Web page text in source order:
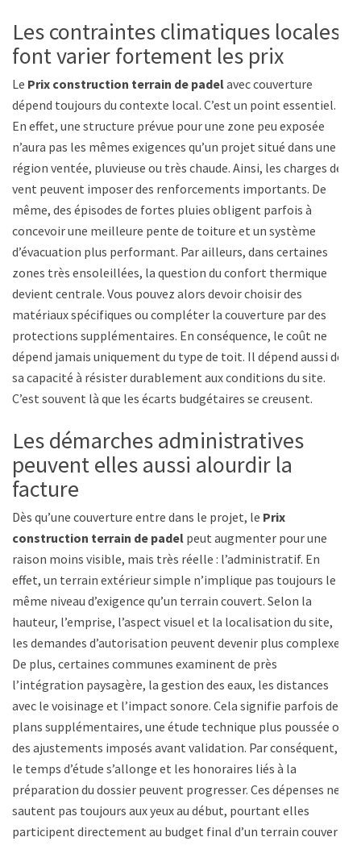
Les contraintes climatiques locales
font varier fortement les prix
Le Prix construction terrain de padelavec couverture
dépend toujours du contexte local. C’est un point essentiel.
En effet, une structure prévue pour une zone peu exposée
n’aura pas les mêmes exigences qu’un projet situé dans une
région ventée, pluvieuse ou très chaude. Ainsi, les charges de
vent peuvent imposer des renforcements importants. De
même, des épisodes de fortes pluies obligent parfois à
concevoir une meilleure pente de toiture et un système
d’évacuation plus performant. Par ailleurs, dans certaines
zones très ensoleillées, la question du confort thermique
devient centrale. Vous pouvez alors devoir choisir des
matériaux spécifiques ou compléter la couverture par des
protections supplémentaires. En conséquence, le coût ne
dépend jamais uniquement du type de toit. Il dépend aussi de
sa capacité à résister durablement aux conditions du site.
C’est souvent là que les écarts budgétaires se creusent.
Les démarches administratives
peuvent elles aussi alourdir la
facture
Dès qu’une couverture entre dans le projet, le Prix
construction terrain de padel peut augmenter pour une
raison moins visible, mais très réelle : l’administratif. En
effet, un terrain extérieur simple n’implique pas toujours le
même niveau d’exigence qu’un terrain couvert. Selon la
hauteur, l’emprise, l’aspect visuel et la localisation du site,
les demandes d’autorisation peuvent devenir plus complexes.
De plus, certaines communes examinent de près
l’intégration paysagère, la gestion des eaux, les distances
avec le voisinage et l’impact sonore. Cela signifie parfois des
plans supplémentaires, une étude technique plus poussée ou
des ajustements imposés avant validation. Par conséquent,
le temps d’étude s’allonge et les honoraires liés à la
préparation du dossier peuvent progresser. Ces dépenses ne
sautent pas toujours aux yeux au début, pourtant elles
participent directement au budget final d’un terrain couvert.